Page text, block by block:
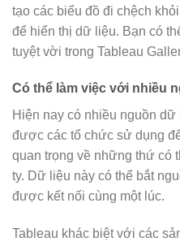
tạo các biểu đồ đi chệch
để hiển thị dữ liệu. Bạn có
tuyệt vời trong Tableau
Có thể làm việc với nhiều
Hiện nay có nhiều nguồn
được các tổ chức sử dụng
quan trọng về những thứ có
ty. Dữ liệu này có thể bắt
được kết nối cùng một lúc.
Tableau khác biệt với các